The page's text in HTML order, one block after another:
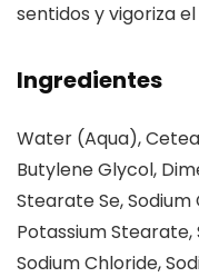
sentidos y vigoriza
Ingredientes
Water (Aqua),
Butylene Glycol,
Stearate Se,
Potassium Stearate,
Sodium Chloride,